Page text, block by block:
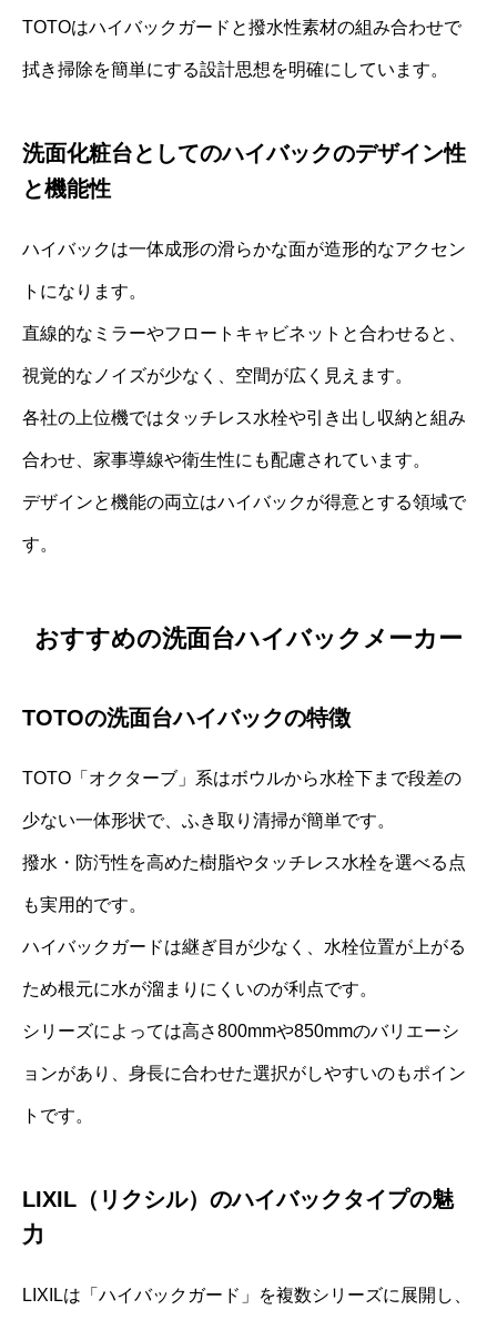
TOTOはハイバックガードと撥水性素材の組み合わせで
拭き掃除を簡単にする設計思想を明確にしています。
洗面化粧台としてのハイバックのデザイン性
と機能性
ハイバックは一体成形の滑らかな面が造形的なアクセン
トになります。
直線的なミラーやフロートキャビネットと合わせると、
視覚的なノイズが少なく、空間が広く見えます。
各社の上位機ではタッチレス水栓や引き出し収納と組み
合わせ、家事導線や衛生性にも配慮されています。
デザインと機能の両立はハイバックが得意とする領域で
す。
おすすめの洗面台ハイバックメーカー
TOTOの洗面台ハイバックの特徴
TOTO「オクターブ」系はボウルから水栓下まで段差の
少ない一体形状で、ふき取り清掃が簡単です。
撥水・防汚性を高めた樹脂やタッチレス水栓を選べる点
も実用的です。
ハイバックガードは継ぎ目が少なく、水栓位置が上がる
ため根元に水が溜まりにくいのが利点です。
シリーズによっては高さ800mmや850mmのバリエーシ
ョンがあり、身長に合わせた選択がしやすいのもポイン
トです。
LIXIL（リクシル）のハイバックタイプの魅
力
LIXILは「ハイバックガード」を複数シリーズに展開し、